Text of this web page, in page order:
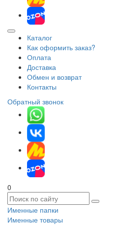
Каталог
Как оформить заказ?
Оплата
Доставка
Обмен и возврат
Контакты
Обратный звонок
0
Именные папки
Именные товары